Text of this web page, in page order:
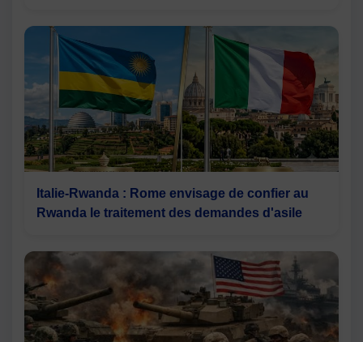
Italie-Rwanda : Rome envisage de confier au
Rwanda le traitement des demandes d'asile